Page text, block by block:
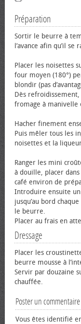
Préparation
Sortir le beurre à
l’avance afin qu’il
Placer les noisettes
four moyen (180°)
blondir (pas
Dès refroidissement,
fromage à manivelle
Hacher finement
Puis mêler tous les
noisettes et la
Ranger les mini
à douille, placer
café environ de
Introduire ensuite
jusqu’au bord
le beurre.
Placer au frais en
Dressage
Placer les
beurre mousse à
Servir par douzaine
chauffée.
Poster un commentaire
Vous êtes identifié